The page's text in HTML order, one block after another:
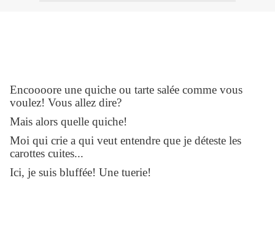
Encoooore une quiche ou tarte salée comme vous
voulez! Vous allez dire?
Mais alors quelle quiche!
Moi qui crie a qui veut entendre que je déteste les
carottes cuites...
Ici, je suis bluffée! Une tuerie!